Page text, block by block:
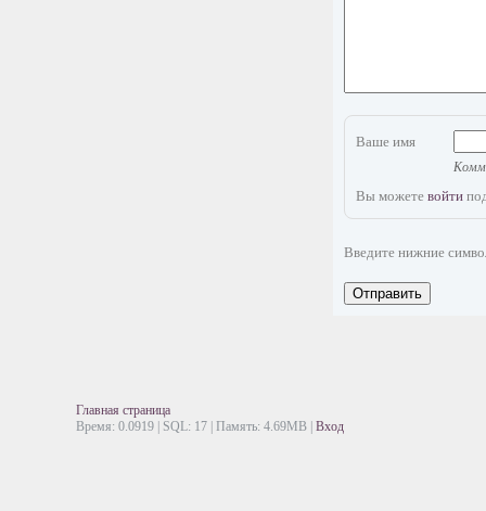
Ваше имя
Вы можете войти
Введите нижние
Отправить
Главная страница
Время: 0.0919 | SQL: 17 | Память: 4.69MB Вход